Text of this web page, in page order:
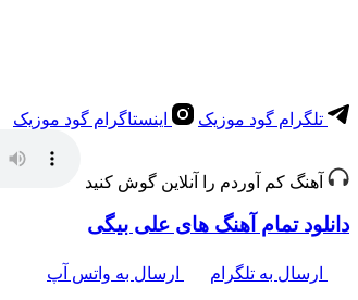
تلگرام گود موزیک اینستاگرام گود موزیک
آهنگ کم آوردم را آنلاین گوش کنید
دانلود تمام آهنگ های علی بیگی
ارسال به تلگرام ارسال به واتس آپ